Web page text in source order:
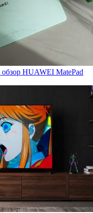
HUAWEI MatePad